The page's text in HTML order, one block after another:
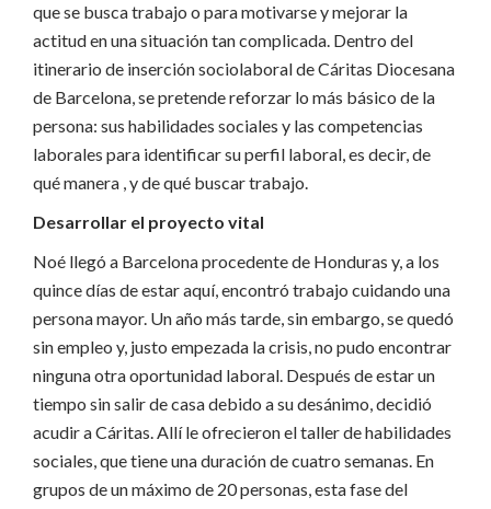
que se busca trabajo o para motivarse y mejorar la
actitud en una situación tan complicada. Dentro del
itinerario de inserción sociolaboral de Cáritas Diocesana
de Barcelona, se pretende reforzar lo más básico de la
persona: sus habilidades sociales y las competencias
laborales para identificar su perfil laboral, es decir, de
qué manera , y de qué buscar trabajo.
Desarrollar el proyecto vital
Noé llegó a Barcelona procedente de Honduras y, a los
quince días de estar aquí, encontró trabajo cuidando una
persona mayor. Un año más tarde, sin embargo, se quedó
sin empleo y, justo empezada la crisis, no pudo encontrar
ninguna otra oportunidad laboral. Después de estar un
tiempo sin salir de casa debido a su desánimo, decidió
acudir a Cáritas. Allí le ofrecieron el taller de habilidades
sociales, que tiene una duración de cuatro semanas. En
grupos de un máximo de 20 personas, esta fase del